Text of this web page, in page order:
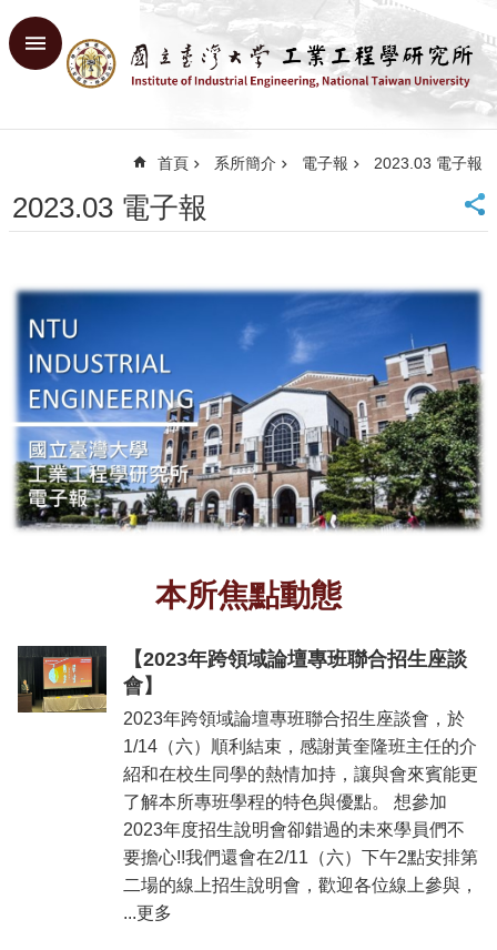
跳到主要內容區塊
進
首
頁
首
頁
網
站
導
覽
English
系
所
簡
簡
教
首頁 系所簡介 電子報 2023.03 電子報
2023.03 電子報
本所焦點動態
【2023年跨領域論壇專班聯合招生座談
會】
2023年跨領域論壇專班聯合招生座談會，於
1/14（六）順利結束，感謝黃奎隆班主任的介
紹和在校生同學的熱情加持，讓與會來賓能更
了解本所專班學程的特色與優點。 想參加
2023年度招生說明會卻錯過的未來學員們不
要擔心!!我們還會在2/11（六）下午2點安排第
二場的線上招生說明會，歡迎各位線上參與，
...更多